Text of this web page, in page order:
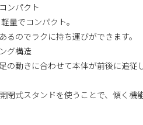
ンパクト
量でコンパクト。
るのでラクに持ち運びができます。
グ構造
の動きに合わせて本体が前後に追従
閉式スタンドを使うことで、傾く機